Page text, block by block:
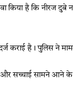
किया है कि नीरज
कराई है। पुलिस ने
सच्चाई सामने आने के